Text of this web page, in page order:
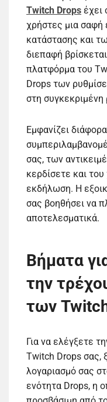
Twitch Drops έχει
χρήστες μια σαφή
κατάστασης και
διεπαφή
πλατφόρμα του
Drops των
στη
Εμφανίζει
σας, των
κερδίσετε και
εκδήλωση. Η
σας βοηθήσει να
αποτελεσματικά.
Βήματα
την
των
Για να ελέγξετε
Twitch Drops σας,
λογαριασμό σας
ενότητα Drops, η